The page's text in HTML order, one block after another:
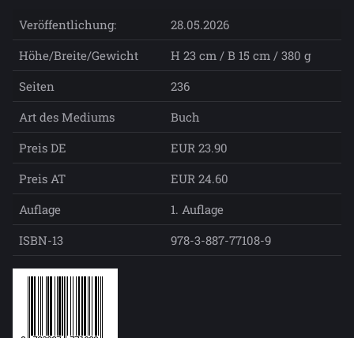
Veröffentlichung:
28.05.2026
Höhe/Breite/Gewicht
H 23 cm / B 15 cm / 380 g
Seiten
236
Art des Mediums
Buch
Preis DE
EUR 23.90
Preis AT
EUR 24.60
Auflage
1. Auflage
ISBN-13
978-3-887-77108-9